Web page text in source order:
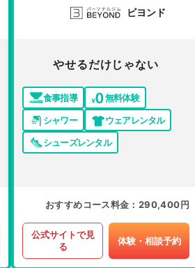
ビヨンド
やせるだけじゃない
食事指導
無料体験
シャワー
ウェアレンタル
シューズレンタル
おすすめコース料金 290,400円
公式サイトで見
る
体験・相談予約